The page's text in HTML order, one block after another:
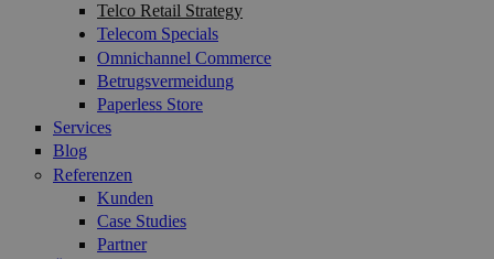
Telco Retail Strategy
Telecom Specials
Omnichannel Commerce
Betrugsvermeidung
Paperless Store
Services
Blog
Referenzen
Kunden
Case Studies
Partner